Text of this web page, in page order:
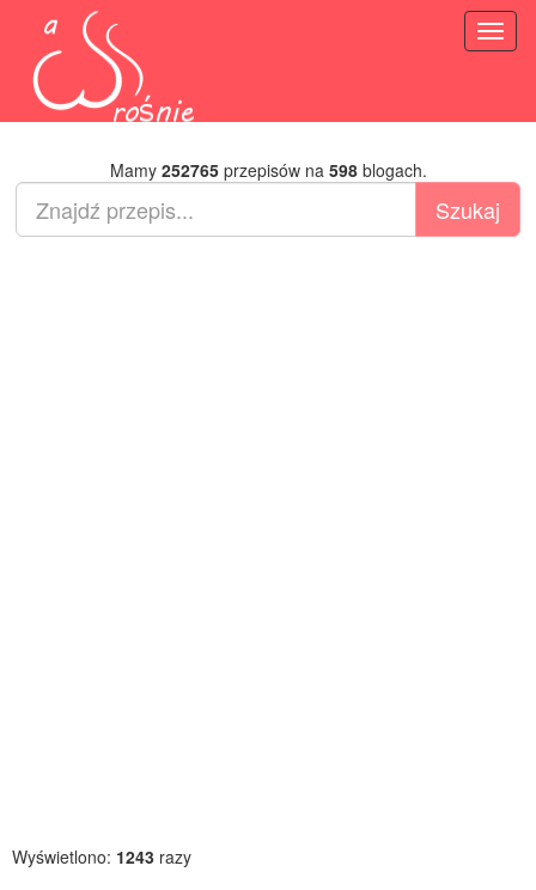
Mamy 252765przepisów na 598blogach.
Wyświetlono: 1243 razy